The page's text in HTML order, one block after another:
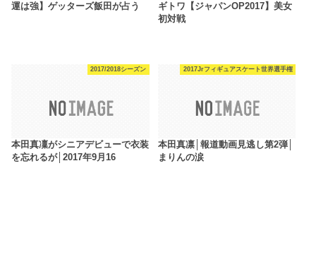
運は強】ゲッターズ飯田が占う
ギトワ【ジャパンOP2017】美女
初対戦
2017/2018シーズン
本田真凜がシニアデビューで衣装
を忘れるが│2017年9月16
2017Jrフィギュアスケート世界選手権
本田真凛│報道動画見逃し第2弾│
まりんの涙